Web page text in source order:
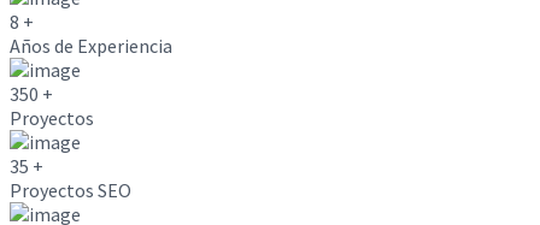
8 +
Años de Experiencia
350 +
Proyectos
35 +
Proyectos SEO